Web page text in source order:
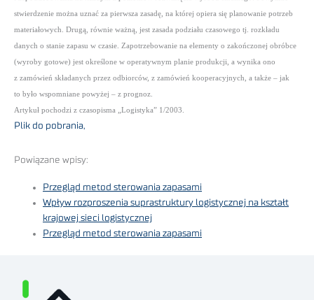
stwierdzenie można uznać za pierwsza zasadę, na której opiera się planowanie potrzeb
materiałowych. Drugą, równie ważną, jest zasada podziału czasowego tj. rozkładu
danych o stanie zapasu w czasie. Zapotrzebowanie na elementy o zakończonej obróbce
(wyroby gotowe) jest określone w operatywnym planie produkcji, a wynika ono
z zamówień składanych przez odbiorców, z zamówień kooperacyjnych, a także – jak
to było wspomniane powyżej – z prognoz.
Artykuł pochodzi z czasopisma „Logistyka” 1/2003.
Plik do pobrania,
Powiązane wpisy:
Przegląd metod sterowania zapasami
Wpływ rozproszenia suprastruktury logistycznej na kształt
krajowej sieci logistycznej
Przegląd metod sterowania zapasami